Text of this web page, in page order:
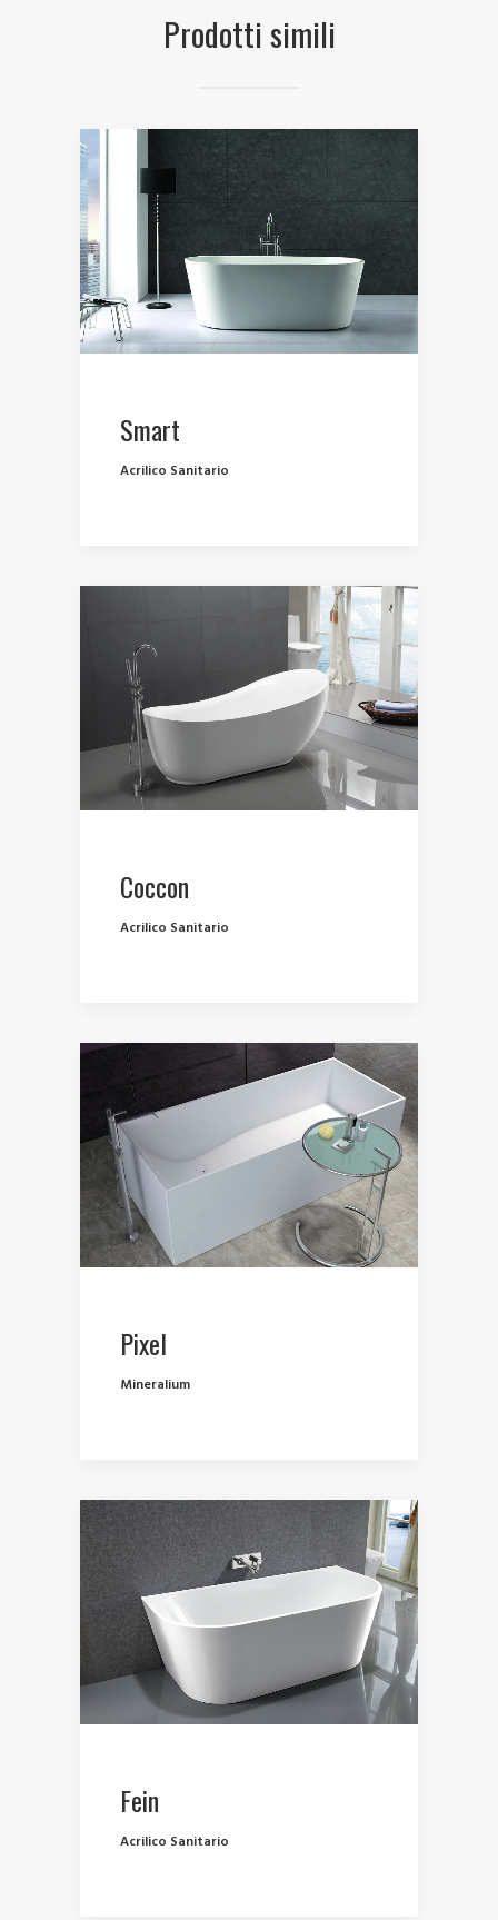
Prodotti simili
Smart
Acrilico Sanitario
Coccon
Acrilico Sanitario
Pixel
Mineralium
Fein
Acrilico Sanitario